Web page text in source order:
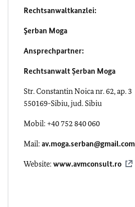
Rechtsanwaltkanzlei:
Şerban Moga
Ansprechpartner:
Rechtsanwalt Șerban Moga
Str. Constantin Noica nr. 62, ap. 3
550169-Sibiu, jud. Sibiu
Mobil: +40 752 840 060
Mail: av.moga.serban@gmail.com
Website: www.avmconsult.ro